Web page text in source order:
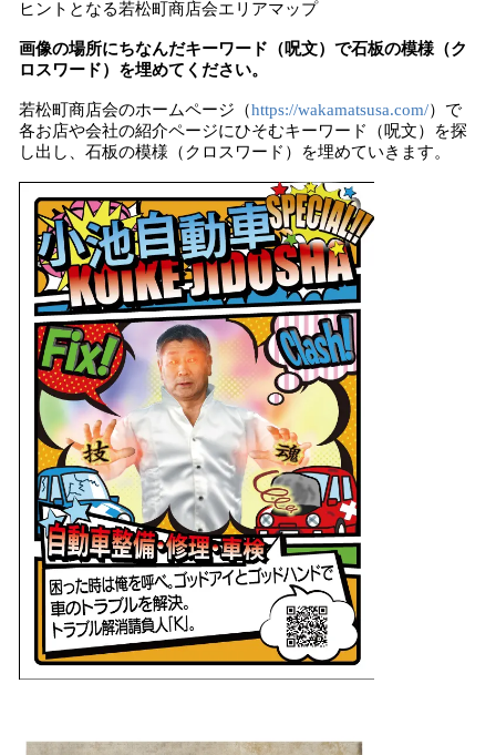
ヒントとなる若松町商店会エリアマップ
画像の場所にちなんだキーワード（呪文）で石板の模様（ク
ロスワード）を埋めてください。
若松町商店会のホームページ（https://wakamatsusa.com/）で
各お店や会社の紹介ページにひそむキーワード（呪文）を探
し出し、石板の模様（クロスワード）を埋めていきます。